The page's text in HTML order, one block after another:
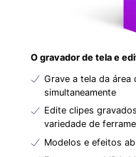
O gravador de tela e
Grave a tela da área
simultaneamente
Edite clipes
variedade de
Modelos e efeitos